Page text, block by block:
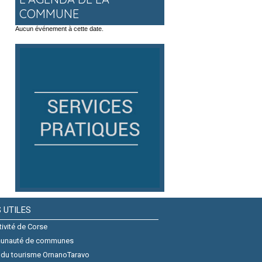
COMMUNE
Aucun événement à cette date.
UTILES
de Corse
de communes
tourisme OrnanoTaravo